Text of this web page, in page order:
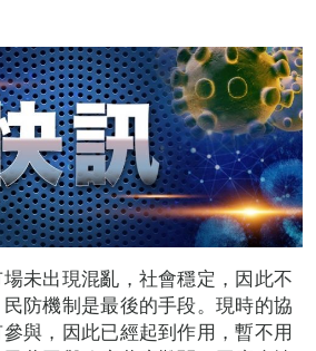
未出現混亂，社會穩定，因此不
防機制是最後的手段。現時的協
與，因此已經起到作用，暫不用